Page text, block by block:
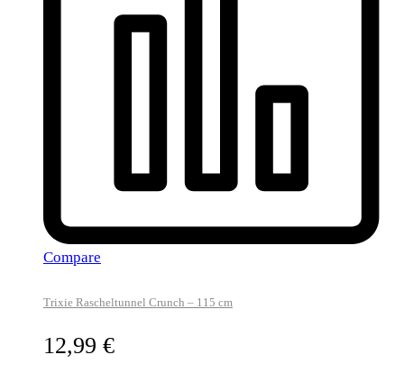
Compare
Trixie Rascheltunnel Crunch – 115 cm
12,99 €